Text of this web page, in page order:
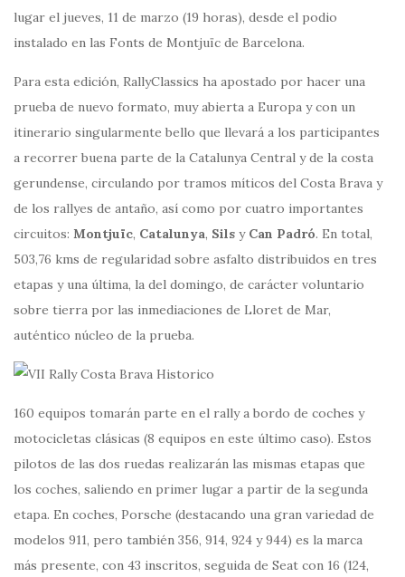
lugar el jueves, 11 de marzo (19 horas), desde el podio
instalado en las Fonts de Montjuïc de Barcelona.
Para esta edición, RallyClassics ha apostado por hacer una
prueba de nuevo formato, muy abierta a Europa y con un
itinerario singularmente bello que llevará a los participantes
a recorrer buena parte de la Catalunya Central y de la costa
gerundense, circulando por tramos míticos del Costa Brava y
de los rallyes de antaño, así como por cuatro importantes
circuitos: Montjuïc, Catalunya, Sils y Can Padró. En total,
503,76 kms de regularidad sobre asfalto distribuidos en tres
etapas y una última, la del domingo, de carácter voluntario
sobre tierra por las inmediaciones de Lloret de Mar,
auténtico núcleo de la prueba.
160 equipos tomarán parte en el rally a bordo de coches y
motocicletas clásicas (8 equipos en este último caso). Estos
pilotos de las dos ruedas realizarán las mismas etapas que
los coches, saliendo en primer lugar a partir de la segunda
etapa. En coches, Porsche (destacando una gran variedad de
modelos 911, pero también 356, 914, 924 y 944) es la marca
más presente, con 43 inscritos, seguida de Seat con 16 (124,